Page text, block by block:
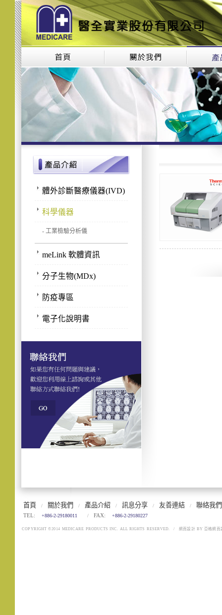
體外診斷醫療儀器(IVD)
科學儀器
- 工業檢驗分析儀
meLink 軟體資訊
分子生物(MDx)
防疫專區
電子化說明書
首頁 / 關於我們 / 產品介紹 / 訊息分享 / 友善連結 / 聯絡我們
TEL: +886-2-29180011 / FAX: +886-2-29180227
COPYRIGHT ©2014 MEDICARE PRODUCTS INC. ALL RIGHTS RESERVED. / 網頁設計 BY 亞格網頁